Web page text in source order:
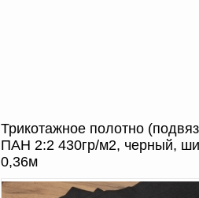
Трикотажное полотно
ПАН 2:2 430гр/м2, черный,
0,36м